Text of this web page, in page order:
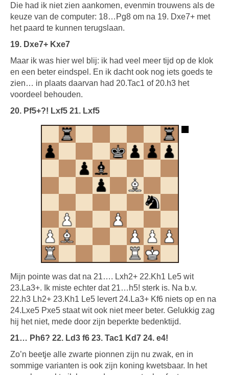
Die had ik niet zien aankomen, evenmin trouwens als de
keuze van de computer: 18…Pg8 om na 19. Dxe7+ met
het paard te kunnen terugslaan.
19. Dxe7+ Kxe7
Maar ik was hier wel blij: ik had veel meer tijd op de klok
en een beter eindspel. En ik dacht ook nog iets goeds te
zien… in plaats daarvan had 20.Tac1 of 20.h3 het
voordeel behouden.
20. Pf5+?! Lxf5 21. Lxf5
Mijn pointe was dat na 21…. Lxh2+ 22.Kh1 Le5 wit
23.La3+. Ik miste echter dat 21…h5! sterk is. Na b.v.
22.h3 Lh2+ 23.Kh1 Le5 levert 24.La3+ Kf6 niets op en na
24.Lxe5 Pxe5 staat wit ook niet meer beter. Gelukkig zag
hij het niet, mede door zijn beperkte bedenktijd.
21… Ph6? 22. Ld3 f6 23. Tac1 Kd7 24. e4!
Zo’n beetje alle zwarte pionnen zijn nu zwak, en in
sommige varianten is ook zijn koning kwetsbaar. In het